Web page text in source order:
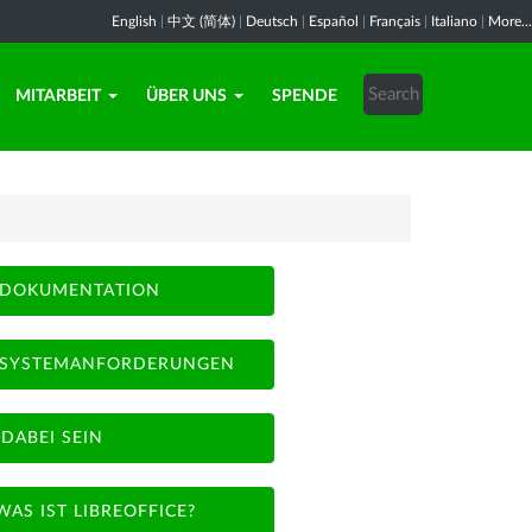
English 中文 (简体) Deutsch Español Français Italiano More...
MITARBEIT ÜBER UNS SPENDE
DOKUMENTATION
SYSTEMANFORDERUNGEN
DABEI SEIN
IST LIBREOFFICE?